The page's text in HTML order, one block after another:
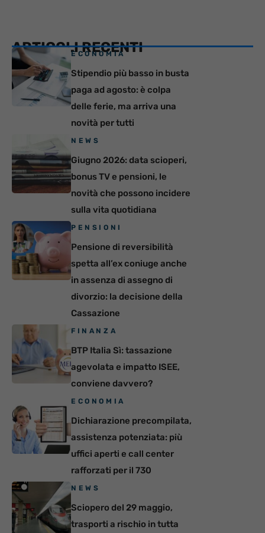
ARTICOLI RECENTI
ECONOMIA
Stipendio più basso in busta
paga ad agosto: è colpa
delle ferie, ma arriva una
novità per tutti
NEWS
Giugno 2026: data scioperi,
bonus TV e pensioni, le
novità che possono incidere
sulla vita quotidiana
PENSIONI
Pensione di reversibilità
spetta all’ex coniuge anche
in assenza di assegno di
divorzio: la decisione della
Cassazione
FINANZA
BTP Italia Sì: tassazione
agevolata e impatto ISEE,
conviene davvero?
ECONOMIA
Dichiarazione precompilata,
assistenza potenziata: più
uffici aperti e call center
rafforzati per il 730
NEWS
Sciopero del 29 maggio,
trasporti a rischio in tutta